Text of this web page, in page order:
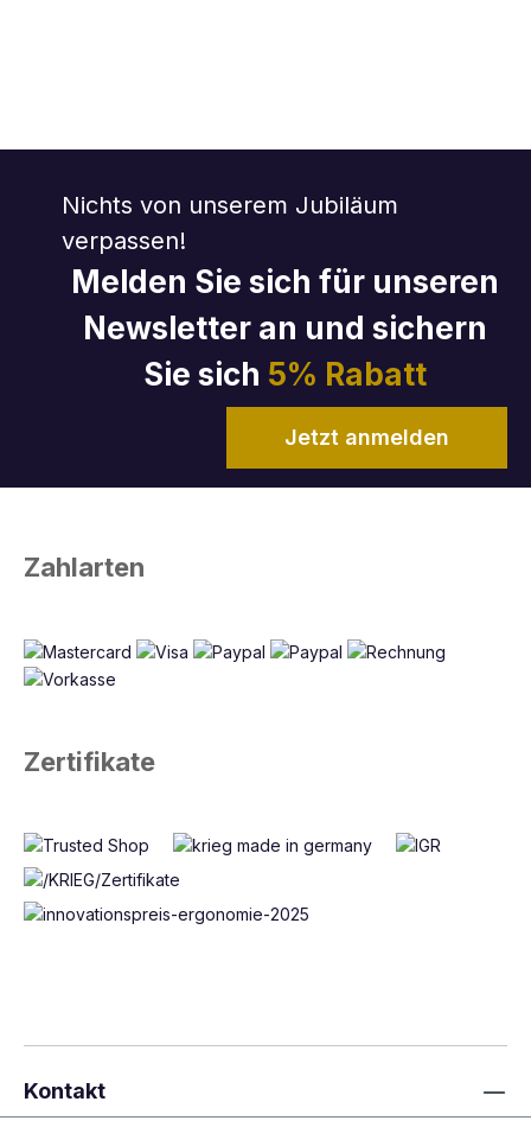
Nichts von unserem Jubiläum
verpassen!
Melden Sie sich für unseren
Newsletter an und sichern
Sie sich 5% Rabatt
Jetzt anmelden
Zahlarten
Zertifikate
Kontakt